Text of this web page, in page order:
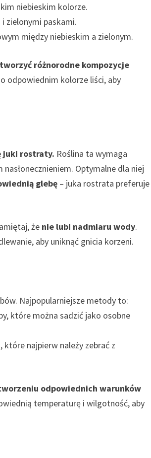
niebieskim kolorze.
zielonymi paskami.
między niebieskim a zielonym.
różnorodne kompozycje
odpowiednim kolorze liści, aby
juki rostraty. Roślina ta wymaga
Optymalne dla niej
glebę – juka rostrata preferuje
że nie lubi nadmiaru wody.
aby uniknąć gnicia korzeni.
Najpopularniejsze metody to:
które można sadzić jako osobne
najpierw należy zebrać z
odpowiednich warunków
temperaturę i wilgotność, aby